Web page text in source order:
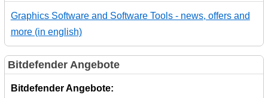
Graphics Software and Software Tools - news, offers and
more (in english)
Bitdefender Angebote
Bitdefender Angebote: